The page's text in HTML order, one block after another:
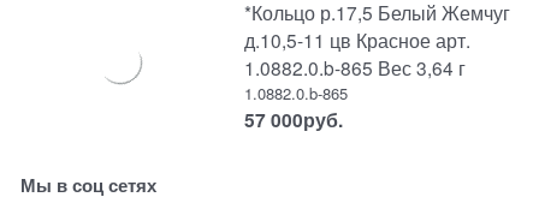
*Кольцо р.17,5 Белый Жемчуг
д.10,5-11 цв Красное арт.
1.0882.0.b-865 Вес 3,64 г
1.0882.0.b-865
57 000руб.
Мы в соц сетях